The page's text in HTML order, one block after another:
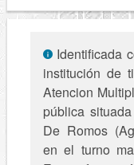
Identificada
institución de
Atencion
pública
De Romos
en el turno